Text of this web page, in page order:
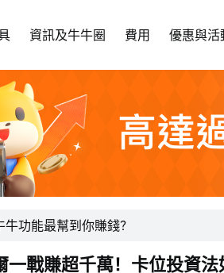
資訊及牛牛圈 費用 優惠與活
牛功能最幫到你賺錢？
一戰賺超千萬！卡位投資